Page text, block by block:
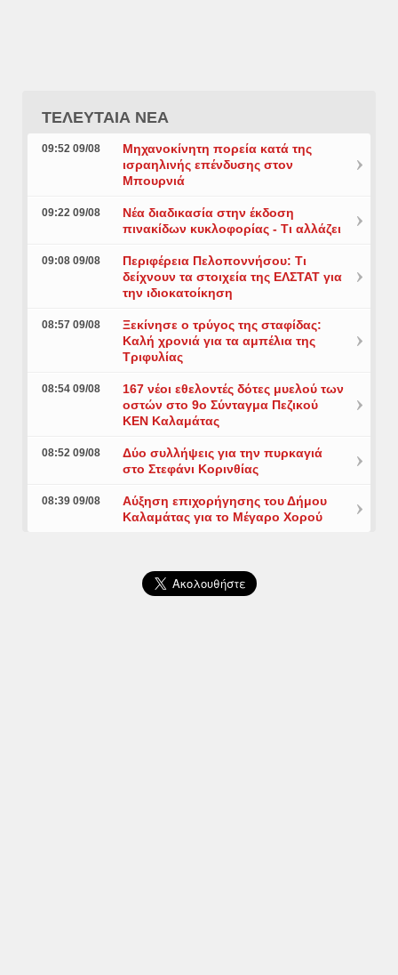
ΤΕΛΕΥΤΑΙΑ ΝΕΑ
09:52 09/08
Μηχανοκίνητη πορεία κατά της
ισραηλινής επένδυσης στον
Μπουρνιά
09:22 09/08
Νέα διαδικασία στην έκδοση
πινακίδων κυκλοφορίας - Τι αλλάζει
09:08 09/08
Περιφέρεια Πελοποννήσου: Τι
δείχνουν τα στοιχεία της ΕΛΣΤΑΤ για
την ιδιοκατοίκηση
08:57 09/08
Ξεκίνησε ο τρύγος της σταφίδας:
Καλή χρονιά για τα αμπέλια της
Τριφυλίας
08:54 09/08
167 νέοι εθελοντές δότες μυελού των
οστών στο 9ο Σύνταγμα Πεζικού
ΚΕΝ Καλαμάτας
08:52 09/08
Δύο συλλήψεις για την πυρκαγιά
στο Στεφάνι Κορινθίας
08:39 09/08
Αύξηση επιχορήγησης του Δήμου
Καλαμάτας για το Μέγαρο Χορού